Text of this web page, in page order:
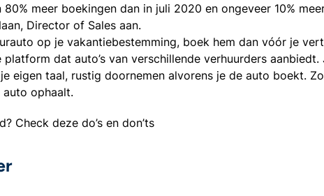
80% meer boekingen dan in juli 2020 en ongeveer 10%
Director of Sales aan.
op je vakantiebestemming, boek hem dan vóór je
dat auto’s van verschillende verhuurders
eigen taal, rustig doornemen alvorens je de auto boekt.
auto ophaalt.
Check deze do’s en don’ts